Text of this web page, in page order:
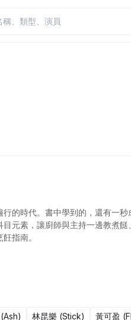
的時代。書中學到的，還有一
元素，讓廚師與主持一邊教煮
指南。
林昆樂 (Stick) 黃可盈